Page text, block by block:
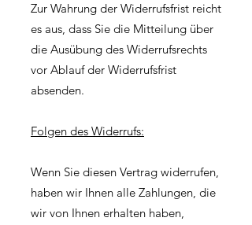
Zur Wahrung der Widerrufsfrist reicht
es aus, dass Sie die Mitteilung über
die Ausübung des Widerrufsrechts
vor Ablauf der Widerrufsfrist
absenden.
Folgen des Widerrufs:
Wenn Sie diesen Vertrag widerrufen,
haben wir Ihnen alle Zahlungen, die
wir von Ihnen erhalten haben,